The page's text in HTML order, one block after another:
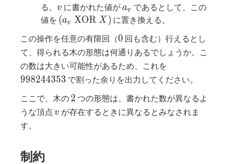
る。 v
v に書かれた値がa_v
av であるとして、この
値を (a_v\
X)
(av XOR X ) に置き換える。
この操作を任意の有限回（0
0 回も含む）行えるとし
て、得られる木の形態は何通りあるでしょうか。こ
の数は大きい可能性があるため、これを
998244353 で割った余りを出力してください。
ここで、木の 2
2 つの形態は、書かれた数が異なるよ
うな頂点 v
v が存在するときに異なるとみなされま
す。
制約